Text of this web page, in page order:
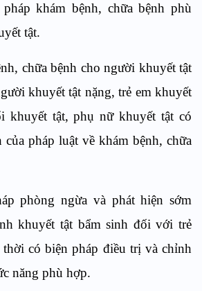
khám bệnh, chữa bệnh phù
tật.
chữa bệnh cho người khuyết tật
khuyết tật nặng, trẻ em khuyết
khuyết tật, phụ nữ khuyết tật có
pháp luật về khám bệnh, chữa
phòng ngừa và phát hiện sớm
khuyết tật bẩm sinh đối với trẻ
có biện pháp điều trị và chỉnh
năng phù hợp.